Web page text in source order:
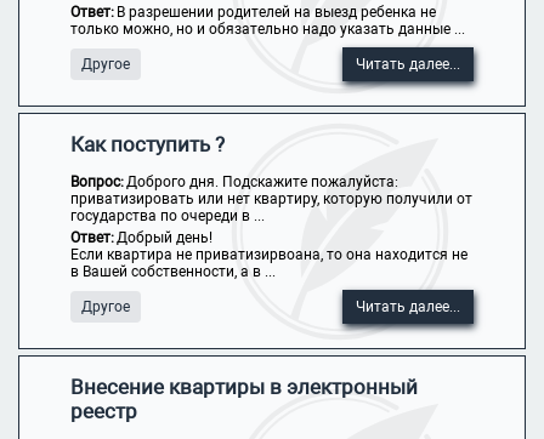
Ответ: В разрешении родителей на выезд ребенка не
только можно, но и обязательно надо указать данные ...
Другое Читать далее...
Как поступить ?
Вопрос:Доброго дня. Подскажите пожалуйста:
приватизировать или нет квартиру, которую получили от
государства по очереди в ...
Ответ:Добрый день!
Если квартира не приватизирвоана, то она находится не
в Вашей собственности, а в ...
Другое Читать далее...
Внесение квартиры в электронный
реестр